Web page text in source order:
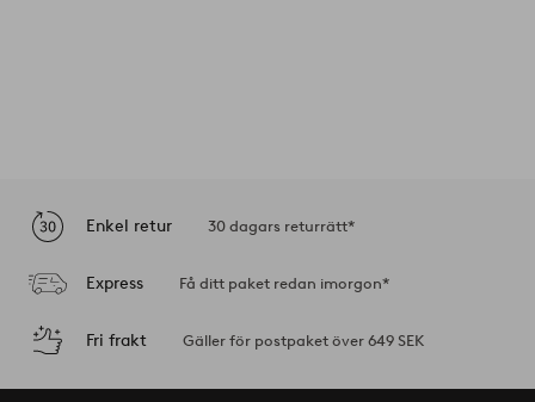
Enkel retur 30 dagars returrätt*
Express Få ditt paket redan imorgon*
Fri frakt Gäller för postpaket över 649 SEK